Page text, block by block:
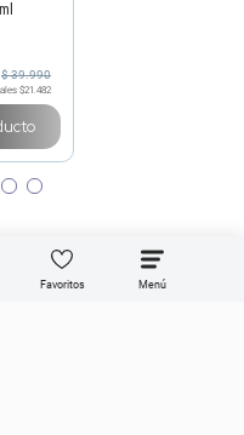
Favoritos
$39.990
$21.482